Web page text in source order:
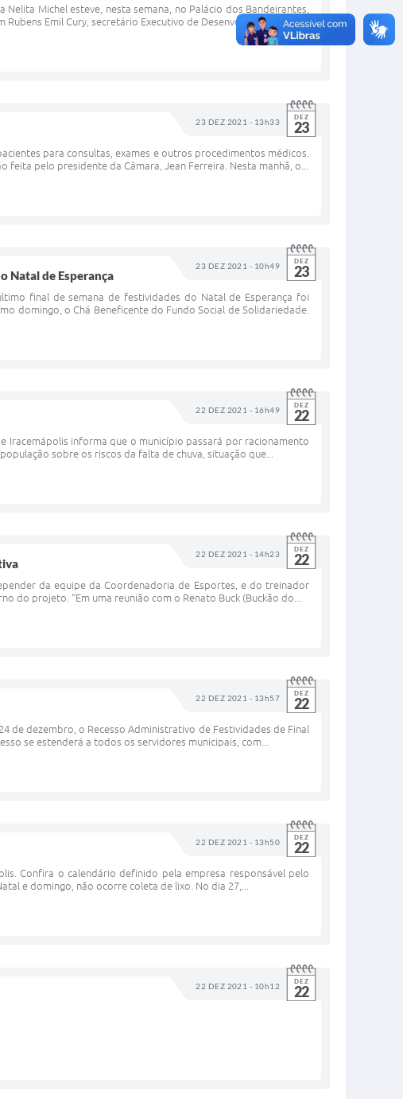
Michel esteve, nesta semana, no Palácio dos Bandeirantes,
Emil Cury, secretário Executivo de Desenvolvimento...
23 DEZ 2021 - 13h33 DEZ
23
para consultas, exames e outros procedimentos médicos.
pelo presidente da Câmara, Jean Ferreira. Nesta manhã, o...
23 DEZ 2021 - 10h49 DEZ
23
Natal de Esperança
final de semana de festividades do Natal de Esperança foi
domingo, o Chá Beneficente do Fundo Social de Solidariedade.
22 DEZ 2021 - 16h49 DEZ
22
Iracemápolis informa que o município passará por racionamento
sobre os riscos da falta de chuva, situação que...
22 DEZ 2021 - 14h23 DEZ
22
da equipe da Coordenadoria de Esportes, e do treinador
do projeto. “Em uma reunião com o Renato Buck (Buckão do...
22 DEZ 2021 - 13h57 DEZ
22
dezembro, o Recesso Administrativo de Festividades de Final
se estenderá a todos os servidores municipais, com...
22 DEZ 2021 - 13h50 DEZ
22
Confira o calendário definido pela empresa responsável pelo
e domingo, não ocorre coleta de lixo. No dia 27,...
22 DEZ 2021 - 10h12 DEZ
22